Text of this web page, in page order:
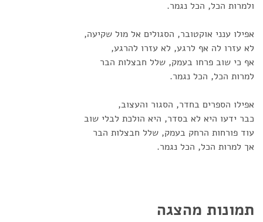
ולמרות הכל, הכל נגמר.
אפילו ענני אוקטובר, הסגולים אל מול שקיעה,
לא עזרו לה אף לרגע, לא עזרו להרגע,
אף כי שוב פרחו בעמק, שלל חבצלות הבר
למרות הכל, הכל נגמר.
אפילו הספרים בחדר, הסגור והעצוב,
כבר ידעו היא לא בסדר, היא הולכת לבלי שוב
עוד פורחות הרחק בעמק, שלל חבצלות הבר
אך למרות הכל, הכל נגמר.
תמונות מהצגה